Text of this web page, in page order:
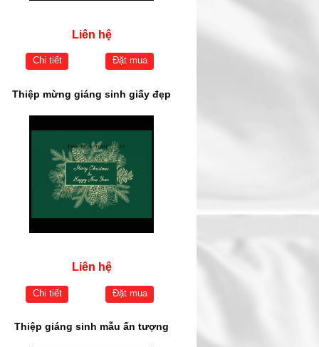
Liên hệ
Chi tiết Đặt mua
Thiệp mừng giáng sinh giấy đẹp
Liên hệ
Chi tiết Đặt mua
Thiệp giáng sinh mẫu ấn tượng